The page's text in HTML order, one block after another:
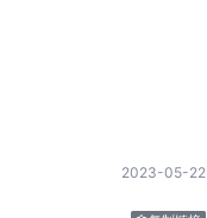
2023-05-22